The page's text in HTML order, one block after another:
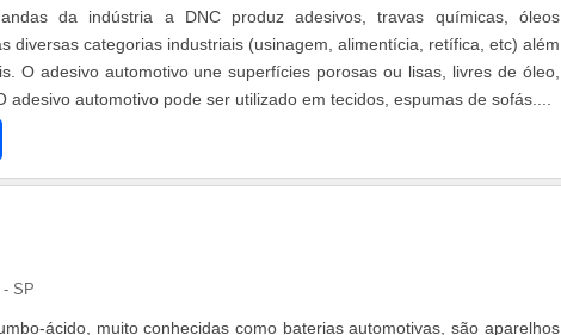
da indústria a DNC produz adesivos, travas químicas, óleos
diversas categorias industriais (usinagem, alimentícia, retífica, etc) além
O adesivo automotivo une superfícies porosas ou lisas, livres de óleo,
adesivo automotivo pode ser utilizado em tecidos, espumas de sofás....
SP
ácido, muito conhecidas como baterias automotivas, são aparelhos